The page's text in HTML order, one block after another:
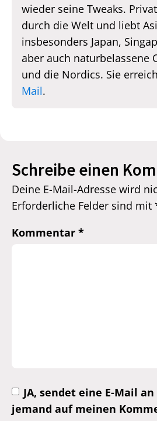
wieder seine Tweaks.
durch die Welt und liebt
insbesonders Japan,
aber auch naturbelassene
und die Nordics. Sie
Mail.
Schreibe einen
Deine E-Mail-Adresse wird
Erforderliche Felder sind mit
Kommentar *
JA, sendet eine E-Mail
jemand auf meinen